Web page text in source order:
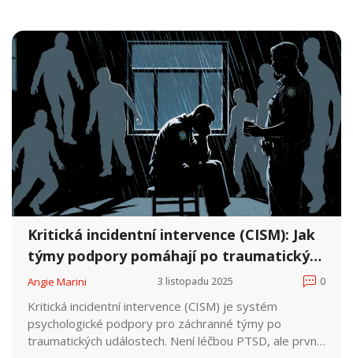
Kritická incidentní intervence (CISM): Jak
týmy podpory pomáhají po traumatických
událostech
Angie Marini 3 listopadu 2025 0
Kritická incidentní intervence (CISM) je systém
psychologické podpory pro záchranné týmy po
traumatických událostech. Není léčbou PTSD, ale první